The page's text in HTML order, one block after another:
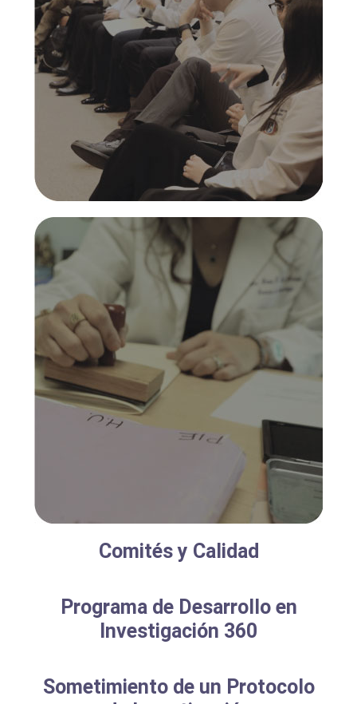
Comités y Calidad
Programa de Desarrollo en
Investigación 360
Sometimiento de un Protocolo